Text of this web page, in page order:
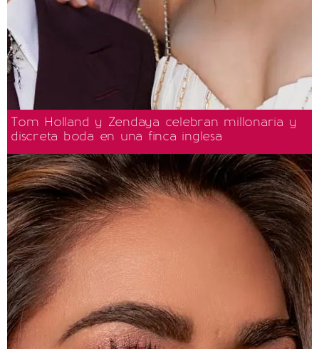
Tom Holland y Zendaya celebran millonaria y
discreta boda en una finca inglesa